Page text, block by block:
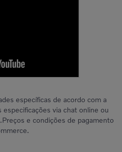
específicas de acordo com a
via chat online ou
e condições de pagamento